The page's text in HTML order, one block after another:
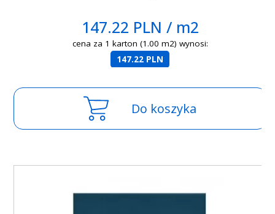
147.22 PLN / m2
cena za 1 karton (1.00 m2) wynosi:
147.22 PLN
Do koszyka